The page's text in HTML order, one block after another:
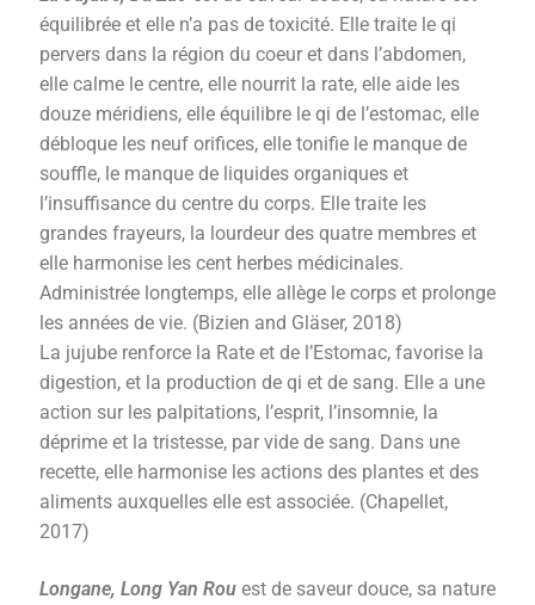
équilibrée et elle n’a pas de toxicité. Elle traite le qi
pervers dans la région du coeur et dans l’abdomen,
elle calme le centre, elle nourrit la rate, elle aide les
douze méridiens, elle équilibre le qi de l’estomac, elle
débloque les neuf orifices, elle tonifie le manque de
souffle, le manque de liquides organiques et
l’insuffisance du centre du corps. Elle traite les
grandes frayeurs, la lourdeur des quatre membres et
elle harmonise les cent herbes médicinales.
Administrée longtemps, elle allège le corps et prolonge
les années de vie. (Bizien and Gläser, 2018)
La jujube renforce la Rate et de l’Estomac, favorise la
digestion, et la production de qi et de sang. Elle a une
action sur les palpitations, l’esprit, l’insomnie, la
déprime et la tristesse, par vide de sang. Dans une
recette, elle harmonise les actions des plantes et des
aliments auxquelles elle est associée. (Chapellet,
2017)
Longane, Long Yan Rouest de saveur douce, sa nature